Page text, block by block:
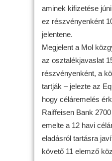
aminek kifizetése
ez részvényenként
jelentene.
Megjelent a Mol
az osztalékjavaslat
részvényenként, a
tartják – jelezte az
hogy céláremelés
Raiffeisen Bank
emelte a 12 havi
eladásról tartásra
követő 11 elemző